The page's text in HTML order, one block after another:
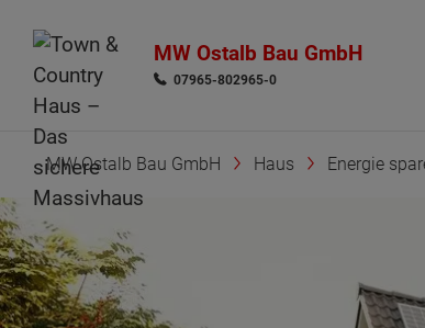
MW Ostalb Bau GmbH
07965-802965-0
MW Ostalb Bau GmbH Haus Energie